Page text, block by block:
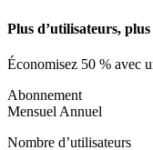
Plus d’utilisateurs,
Économisez 50 % avec
Abonnement
Mensuel Annuel
Nombre d’utilisateurs